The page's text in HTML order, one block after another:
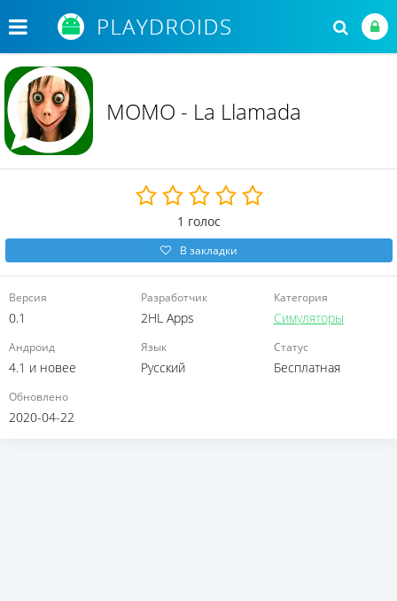
MOMO - La Llamada
1 голос
В закладки
Версия
0.1
Разработчик
2HL Apps
Категория
Симуляторы
Андроид
4.1 и новее
Язык
Русский
Статус
Бесплатная
Обновлено
2020-04-22